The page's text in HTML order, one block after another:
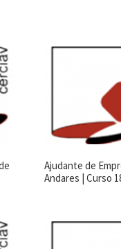
Ajudante de
Andares | Curso